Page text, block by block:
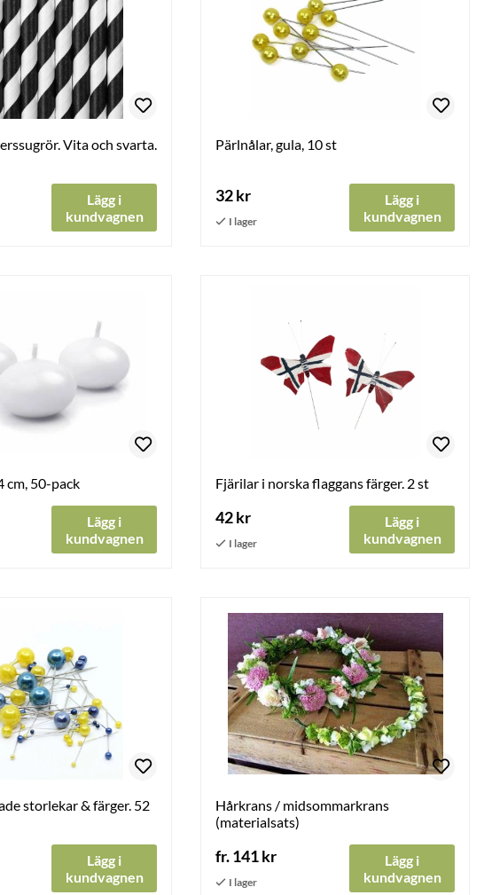
Vita och svarta.
Lägg i
kundvagnen
Pärlnålar, gula, 10 st
32 kr
Lägg i
kundvagnen
cm, 50-pack
Lägg i
kundvagnen
Fjärilar i norska flaggans färger. 2 st
42 kr
Lägg i
kundvagnen
storlekar & färger. 52
Lägg i
kundvagnen
Hårkrans / midsommarkrans
(materialsats)
fr. 141 kr
Lägg i
kundvagnen